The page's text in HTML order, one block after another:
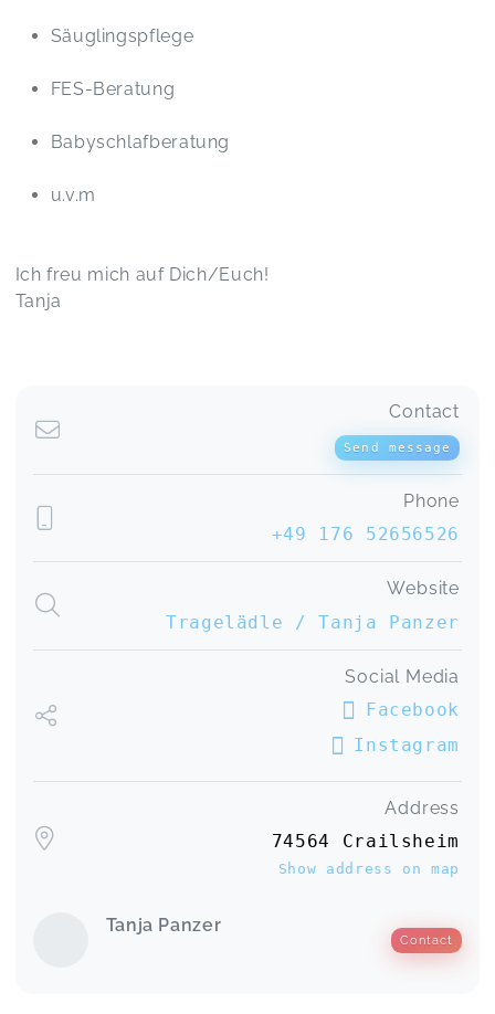
Säuglingspflege
FES-Beratung
Babyschlafberatung
u.v.m
Ich freu mich auf Dich/Euch!
Tanja
Contact
Send message
Phone
+49 176 52656526
Website
Tragelädle / Tanja Panzer
Social Media
Facebook
Instagram
Address
74564 Crailsheim
Show address on map
Tanja Panzer
Contact